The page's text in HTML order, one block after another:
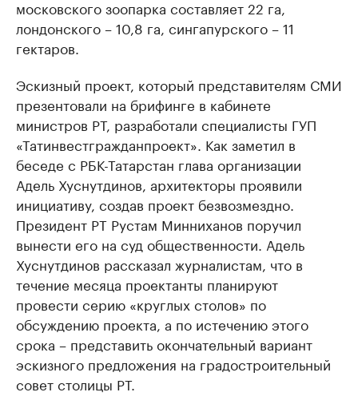
московского зоопарка составляет 22 га,
лондонского – 10,8 га, сингапурского – 11
гектаров.
Эскизный проект, который представителям СМИ
презентовали на брифинге в кабинете
министров РТ, разработали специалисты ГУП
«Татинвестгражданпроект». Как заметил в
беседе с РБК-Татарстан глава организации
Адель Хуснутдинов, архитекторы проявили
инициативу, создав проект безвозмездно.
Президент РТ Рустам Минниханов поручил
вынести его на суд общественности. Адель
Хуснутдинов рассказал журналистам, что в
течение месяца проектанты планируют
провести серию «круглых столов» по
обсуждению проекта, а по истечению этого
срока – представить окончательный вариант
эскизного предложения на градостроительный
совет столицы РТ.